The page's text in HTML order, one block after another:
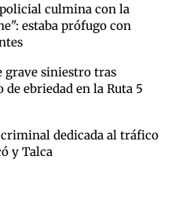
culmina con la
estaba prófugo con
grave siniestro tras
ebriedad en la Ruta 5
criminal dedicada al tráfico
y Talca